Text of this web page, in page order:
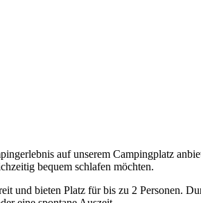
auf unserem Campingplatz
bequem schlafen möchten.
und bieten Platz für bis zu 2 Personen.